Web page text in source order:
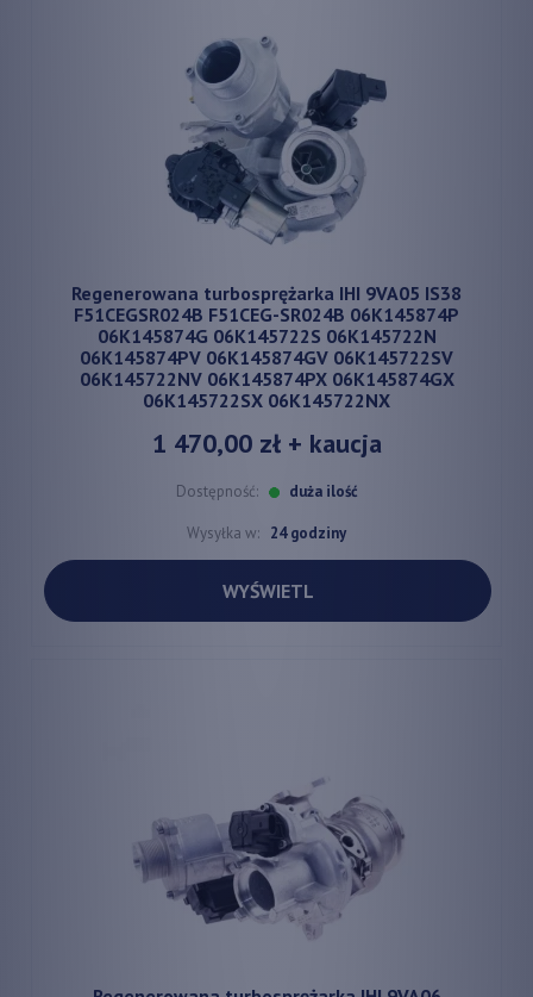
Regenerowana turbosprężarka IHI 9VA05 IS38
F51CEGSR024B F51CEG-SR024B 06K145874P
06K145874G 06K145722S 06K145722N
06K145874PV 06K145874GV 06K145722SV
06K145722NV 06K145874PX 06K145874GX
06K145722SX 06K145722NX
1 470,00 zł+ kaucja
Dostępność: duża ilość
Wysyłka w: 24 godziny
WYŚWIETL